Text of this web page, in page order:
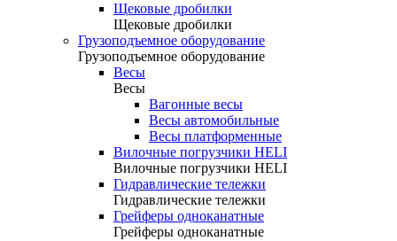
Щековые дробилки
Щековые дробилки
Грузоподъемное оборудование
Грузоподъемное оборудование
Весы
Весы
Вагонные весы
Весы автомобильные
Весы платформенные
Вилочные погрузчики HELI
Вилочные погрузчики HELI
Гидравлические тележки
Гидравлические тележки
Грейферы одноканатные
Грейферы одноканатные